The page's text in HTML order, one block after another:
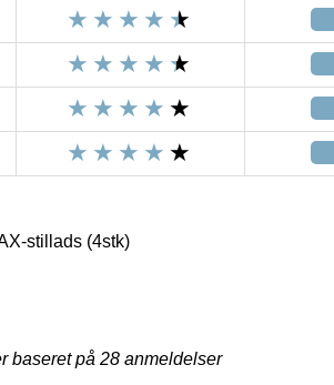
stillads (4stk)
baseret på 28 anmeldelser